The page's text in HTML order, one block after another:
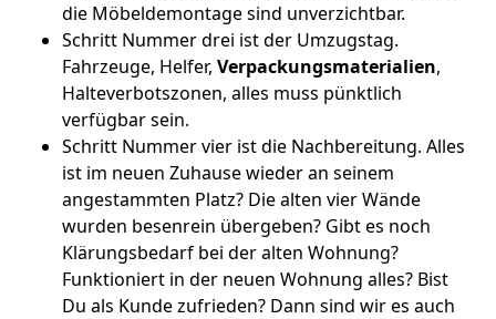
die Möbeldemontage sind unverzichtbar.
Schritt Nummer drei ist der Umzugstag.
Fahrzeuge, Helfer, Verpackungsmaterialien,
Halteverbotszonen, alles muss pünktlich
verfügbar sein.
Schritt Nummer vier ist die Nachbereitung. Alles
ist im neuen Zuhause wieder an seinem
angestammten Platz? Die alten vier Wände
wurden besenrein übergeben? Gibt es noch
Klärungsbedarf bei der alten Wohnung?
Funktioniert in der neuen Wohnung alles? Bist
Du als Kunde zufrieden? Dann sind wir es auch